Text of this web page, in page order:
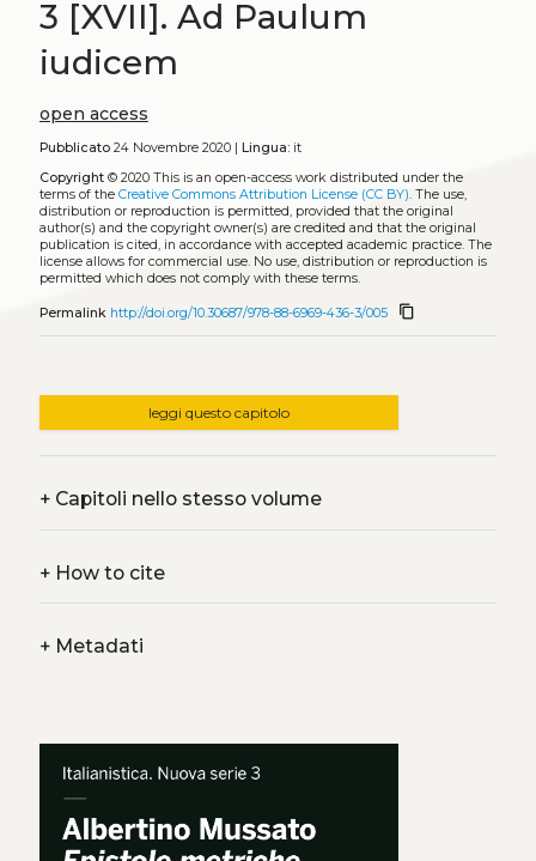
3 [XVII]. Ad Paulum
iudicem
open access
Pubblicato24 Novembre 2020 | Lingua:it
Copyright© 2020 This is an open-access work distributed under the
terms of the Creative Commons Attribution License (CC BY) . The use,
distribution or reproduction is permitted, provided that the original
author(s) and the copyright owner(s) are credited and that the original
publication is cited, in accordance with accepted academic practice. The
license allows for commercial use. No use, distribution or reproduction is
permitted which does not comply with these terms.
Permalink http://doi.org/10.30687/978-88-6969-436-3/005 content_copy
leggi questo capitolo
+Capitoli nello stesso volume
+How to cite
+Metadati